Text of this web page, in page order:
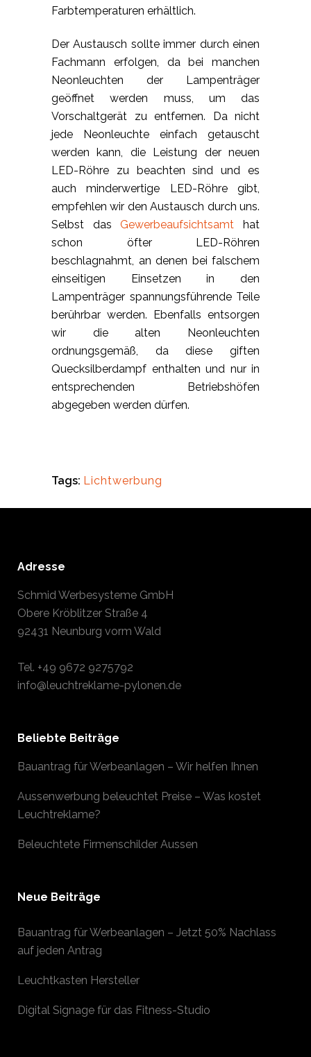
Farbtemperaturen erhältlich.
Der Austausch sollte immer durch einen
Fachmann erfolgen, da bei manchen
Neonleuchten der Lampenträger
geöffnet werden muss, um das
Vorschaltgerät zu entfernen. Da nicht
jede Neonleuchte einfach getauscht
werden kann, die Leistung der neuen
LED-Röhre zu beachten sind und es
auch minderwertige LED-Röhre gibt,
empfehlen wir den Austausch durch uns.
Selbst dasGewerbeaufsichtsamt hat
schon öfter LED-Röhren
beschlagnahmt, an denen bei falschem
einseitigen Einsetzen in den
Lampenträger spannungsführende Teile
berührbar werden. Ebenfalls entsorgen
wir die alten Neonleuchten
ordnungsgemäß, da diese giften
Quecksilberdampf enthalten und nur in
entsprechenden Betriebshöfen
abgegeben werden dürfen.
Tags: Lichtwerbung
Adresse
Schmid Werbesysteme GmbH
Obere Kröblitzer Straße 4
92431 Neunburg vorm Wald
Tel. +49 9672 9275792
info@leuchtreklame-pylonen.de
Beliebte Beiträge
Bauantrag für Werbeanlagen – Wir helfen Ihnen
Aussenwerbung beleuchtet Preise – Was kostet
Leuchtreklame?
Beleuchtete Firmenschilder Aussen
Neue Beiträge
Bauantrag für Werbeanlagen – Jetzt 50% Nachlass
auf jeden Antrag
Leuchtkasten Hersteller
Digital Signage für das Fitness-Studio